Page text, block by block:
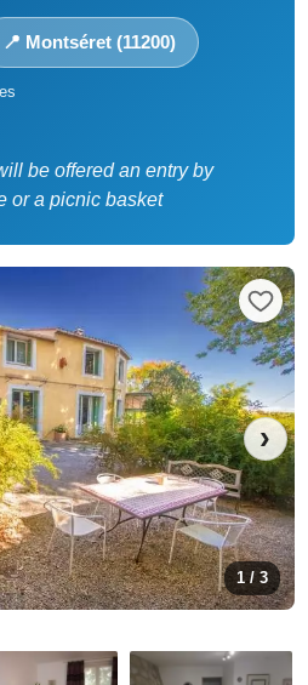
📍 Montséret (11200)
be offered an entry by
or a picnic basket
›
1 / 3